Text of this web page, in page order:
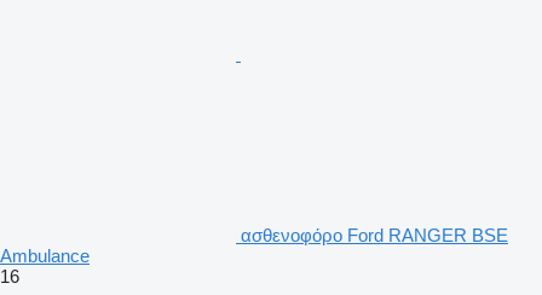
ασθενοφόρο Ford RANGER BSE
Ambulance
16